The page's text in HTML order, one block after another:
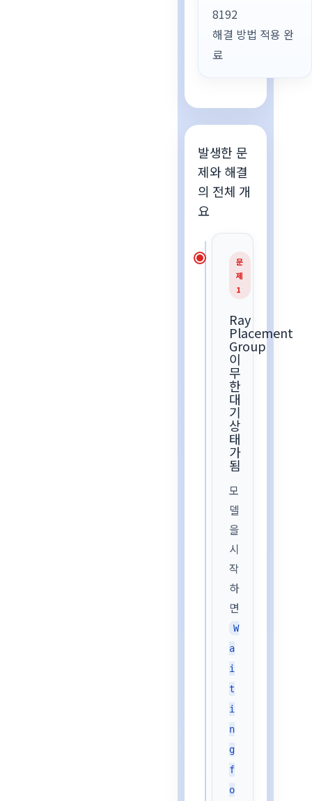
8192
해결 방법 적용 완
료
발생한 문
제와 해결
의 전체 개
요
문
제
1
Ray
Placement
Group
이
무
한
대
기
상
태
가
됨
모
델
을
시
작
하
면
W
a
i
t
i
n
g
f
o